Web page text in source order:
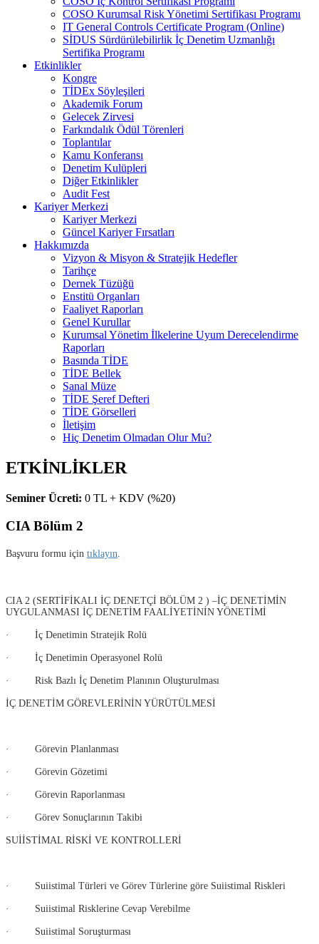
COSO Kurumsal Risk Yönetimi Sertifikası Programı
IT General Controls Certificate Program (Online)
SİDUS Sürdürülebilirlik İç Denetim Uzmanlığı
Sertifika Programı
Etkinlikler
Kongre
TİDEx Söyleşileri
Akademik Forum
Gelecek Zirvesi
Farkındalık Ödül Törenleri
Toplantılar
Kamu Konferansı
Denetim Kulüpleri
Diğer Etkinlikler
Audit Fest
Kariyer Merkezi
Kariyer Merkezi
Güncel Kariyer Fırsatları
Hakkımızda
Vizyon & Misyon & Stratejik Hedefler
Tarihçe
Dernek Tüzüğü
Enstitü Organları
Faaliyet Raporları
Genel Kurullar
Kurumsal Yönetim İlkelerine Uyum Derecelendirme
Raporları
Basında TİDE
TİDE Bellek
Sanal Müze
TİDE Şeref Defteri
TİDE Görselleri
İletişim
Hiç Denetim Olmadan Olur Mu?
ETKİNLİKLER
Seminer Ücreti: 0 TL + KDV (%20)
CIA Bölüm 2
Başvuru formu için tıklayın.
CIA 2 (SERTİFİKALI İÇ DENETÇİ BÖLÜM 2 ) –İÇ DENETİMİN
UYGULANMASI İÇ DENETİM FAALİYETİNİN YÖNETİMİ
· İç Denetimin Stratejik Rolü
· İç Denetimin Operasyonel Rolü
· Risk Bazlı İç Denetim Planının Oluşturulması
İÇ DENETİM GÖREVLERİNİN YÜRÜTÜLMESİ
· Görevin Planlanması
· Görevin Gözetimi
· Görevin Raporlanması
· Görev Sonuçlarının Takibi
SUİİSTİMAL RİSKİ VE KONTROLLERİ
· Suiistimal Türleri ve Görev Türlerine göre Suiistimal Riskleri
· Suiistimal Risklerine Cevap Verebilme
· Suiistimal Soruşturması